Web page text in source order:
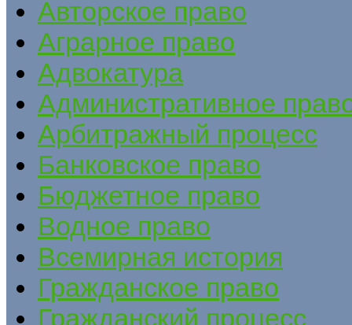
Авторское право
Аграрное право
Адвокатура
Административное
Арбитражный процесс
Банковское право
Бюджетное право
Водное право
Всемирная история
Гражданское право
Гражданский процесс